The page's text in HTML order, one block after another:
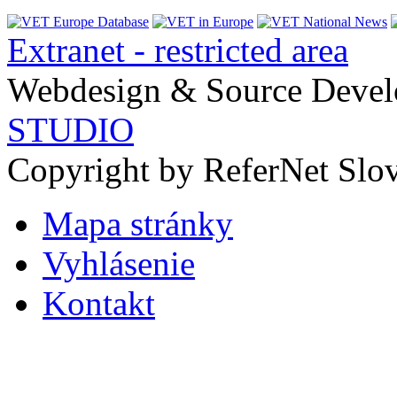
Extranet - restricted area
Webdesign & Source
STUDIO
Copyright by ReferNet
Mapa stránky
Vyhlásenie
Kontakt